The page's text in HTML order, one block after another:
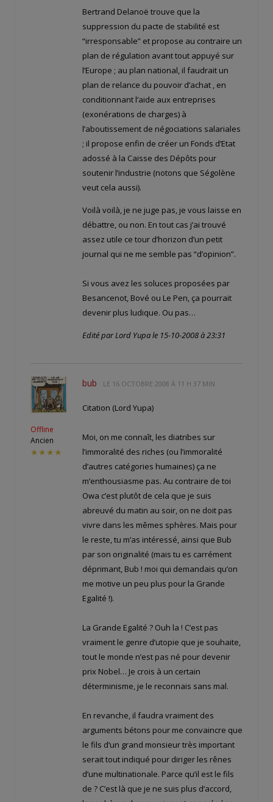
Bertrand Delanoë trouve que la
suppression du pacte de stabilité est
“irresponsable” et propose au contraire un
plan de régulation avant tout appuyé sur
l’Europe ; au plan national, il faudrait un
plan de relance du pouvoir d’achat , en
conditionnant l’aide aux entreprises
(exonérations de charges) à
l’aboutissement de négociations salariales
; il propose enfin de créer un Fonds d’Etat
adossé à la Caisse des Dépôts pour
soutenir l’industrie (notons que Ségolène
veut cela aussi).
Voilà voilà, je ne juge pas, je vous laisse en
débattre, ou non. En tout cas j’ai trouvé
assez utile ce tour d’horizon d’un petit
journal qui ne me semble pas “d’opinion”.
Si vous avez les soluces proposées par
Besancenot, Bové ou Le Pen, ça pourrait
devenir plus ludique. Ou pas…
Edité par Lord Yupa le 15-10-2008 à 23:31
Offline
Ancien
★★★★
bub LE 16 OCTOBRE 2008 À 11 H 37 MIN
Citation (Lord Yupa)
Moi, on me connaît, les diatribes sur
l’immoralité des riches (ou l’immoralité
d’autres catégories humaines) ça ne
m’enthousiasme pas. Au contraire de toi
Owa c’est plutôt de cela que je suis
abreuvé du matin au soir, on ne doit pas
vivre dans les mêmes sphères. Mais pour
le reste, tu m’as intéressé, ainsi que Bub
par son originalité (mais tu es carrément
déprimant, Bub ! moi qui demandais qu’on
me motive un peu plus pour la Grande
Egalité !).
La Grande Egalité ? Ouh la ! C’est pas
vraiment le genre d’utopie que je souhaite,
tout le monde n’est pas né pour devenir
prix Nobel… Je crois à un certain
déterminisme, je le reconnais sans mal.
En revanche, il faudra vraiment des
arguments bétons pour me convaincre que
le fils d’un grand monsieur très important
serait tout indiqué pour diriger les rênes
d’une multinationale. Parce qu’il est le fils
de ? C’est là que je ne suis plus d’accord,